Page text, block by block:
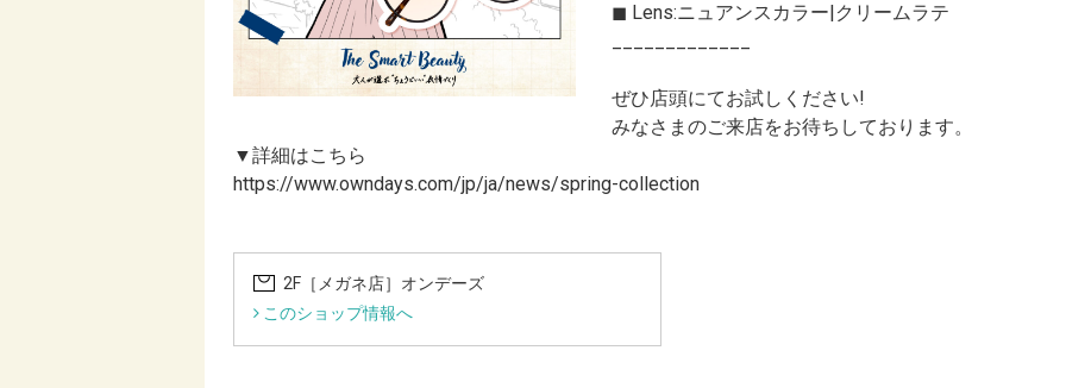
◼︎ Lens:ニュアンスカラー|クリームラテ
ぜひ店頭にてお試しください!
みなさまのご来店をお待ちしております。
▼詳細はこちら
https://www.owndays.com/jp/ja/news/spring-collection
2F［メガネ店］オンデーズ
このショップ情報へ